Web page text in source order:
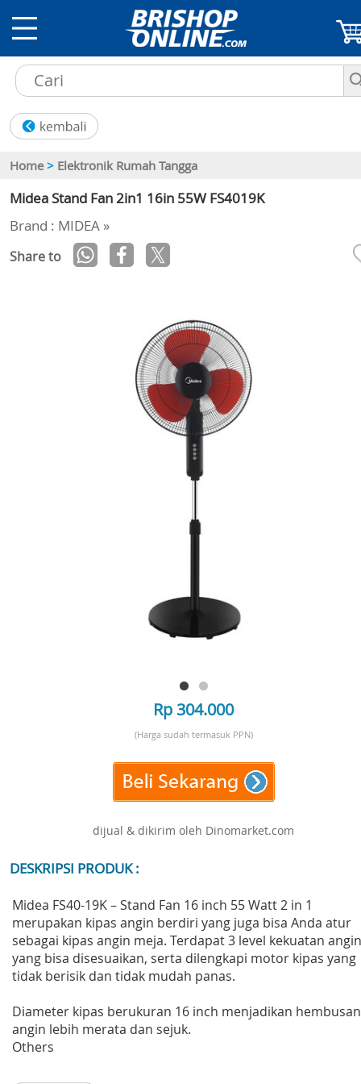
Home > Elektronik Rumah Tangga
Midea Stand Fan 2in1 16in 55W FS4019K
Brand : MIDEA »
Share to
Rp 304.000
(Harga sudah termasuk PPN)
dijual & dikirim oleh Dinomarket.com
DESKRIPSI PRODUK :
Midea FS40-19K – Stand Fan 16 inch 55 Watt 2 in 1
merupakan kipas angin berdiri yang juga bisa Anda atur
sebagai kipas angin meja. Terdapat 3 level kekuatan angin
yang bisa disesuaikan, serta dilengkapi motor kipas yang
tidak berisik dan tidak mudah panas.
Diameter kipas berukuran 16 inch menjadikan hembusan
angin lebih merata dan sejuk.
Others